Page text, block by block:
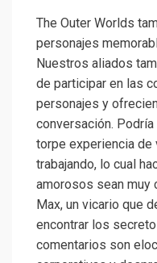
The Outer Worlds
personajes
Nuestros aliados
de participar en las
personajes y
conversación.
torpe experiencia de
trabajando, lo cual
amorosos sean muy
Max, un vicario que
encontrar los
comentarios son